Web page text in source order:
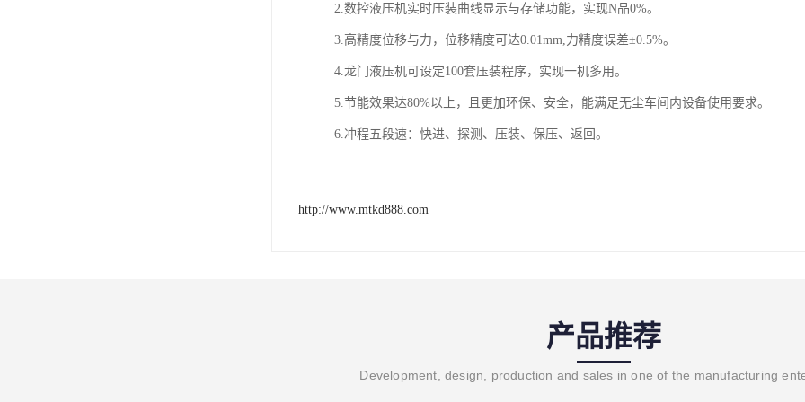
2.数控液压机实时压装曲线显示与存储功能，实现N品0%。
3.高精度位移与力，位移精度可达0.01mm,力精度误差±0.5%。
4.龙门液压机可设定100套压装程序，实现一机多用。
5.节能效果达80%以上，且更加环保、安全，能满足无尘车间内设备使用要求。
6.冲程五段速：快进、探测、压装、保压、返回。
http://www.mtkd888.com
产品推荐
Development, design, production and sales in one of the manufacturing